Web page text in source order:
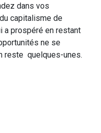
dans vos
capitalisme de
a prospéré en restant
ne se
reste quelques-unes.